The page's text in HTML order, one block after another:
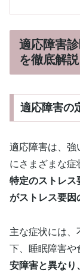
適応障害
を徹底解説
適応障害の
適応障害は、強
にさまざまな症
特定のストレス
がストレス要因
主な症状には、
下、睡眠障害や
安障害と異なり